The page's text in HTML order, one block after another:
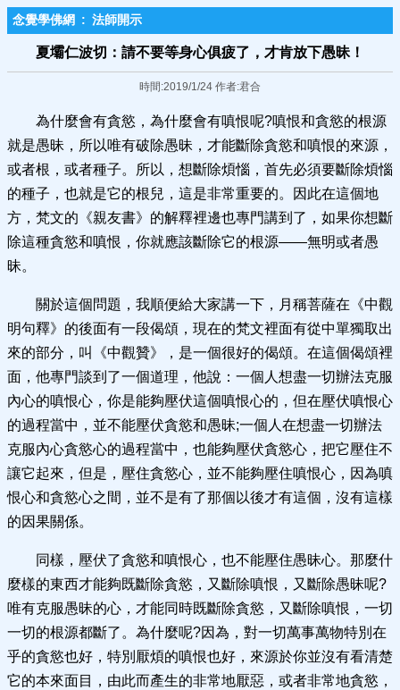
念覺學佛網 : 法師開示
夏壩仁波切：請不要等身心俱疲了，才肯放下愚昧！
時間:2019/1/24 作者:君合
為什麼會有貪慾，為什麼會有嗔恨呢?嗔恨和貪慾的根源
就是愚昧，所以唯有破除愚昧，才能斷除貪慾和嗔恨的來源，
或者根，或者種子。所以，想斷除煩惱，首先必須要斷除煩惱
的種子，也就是它的根兒，這是非常重要的。因此在這個地
方，梵文的《親友書》的解釋裡邊也專門講到了，如果你想斷
除這種貪慾和嗔恨，你就應該斷除它的根源——無明或者愚
昧。
關於這個問題，我順便給大家講一下，月稱菩薩在《中觀
明句釋》的後面有一段偈頌，現在的梵文裡面有從中單獨取出
來的部分，叫《中觀贊》，是一個很好的偈頌。在這個偈頌裡
面，他專門談到了一個道理，他說：一個人想盡一切辦法克服
內心的嗔恨心，你是能夠壓伏這個嗔恨心的，但在壓伏嗔恨心
的過程當中，並不能壓伏貪慾和愚昧;一個人在想盡一切辦法
克服內心貪慾心的過程當中，也能夠壓伏貪慾心，把它壓住不
讓它起來，但是，壓住貪慾心，並不能夠壓住嗔恨心，因為嗔
恨心和貪慾心之間，並不是有了那個以後才有這個，沒有這樣
的因果關係。
同樣，壓伏了貪慾和嗔恨心，也不能壓住愚昧心。那麼什
麼樣的東西才能夠既斷除貪慾，又斷除嗔恨，又斷除愚昧呢?
唯有克服愚昧的心，才能同時既斷除貪慾，又斷除嗔恨，一切
一切的根源都斷了。為什麼呢?因為，對一切萬事萬物特別在
乎的貪慾也好，特別厭煩的嗔恨也好，來源於你並沒有看清楚
它的本來面目，由此而產生的非常地厭惡，或者非常地貪慾，